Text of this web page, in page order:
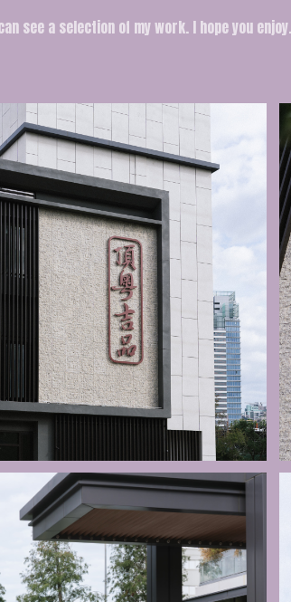
see a selection of my work. I hope you enjoy.